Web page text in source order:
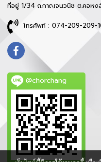
ที่อยู่ 1/34 ถ.กาญจนวนิช ต.คอหง
โทรศัพท์ : 074-209-209-
@chorchang